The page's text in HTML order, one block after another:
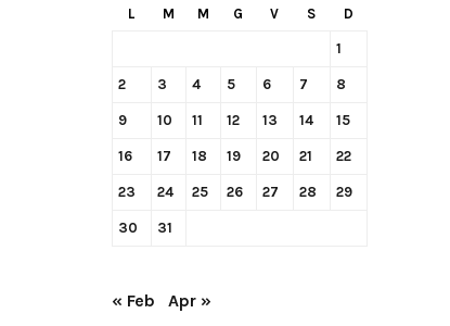
L M M G V S D
1
2 3 4 5 6 7 8
9 10 11 12 13 14 15
16 17 18 19 20 21 22
23 24 25 26 27 28 29
30 31
« Feb Apr »